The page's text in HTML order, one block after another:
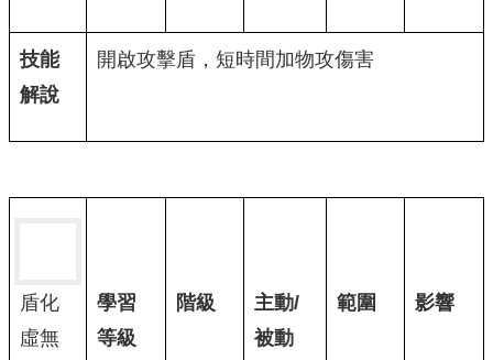
技能
解說
開啟攻擊盾，短時間加物攻傷害
盾化
虛無
學習
等級
階級
主動/
被動
範圍 影響